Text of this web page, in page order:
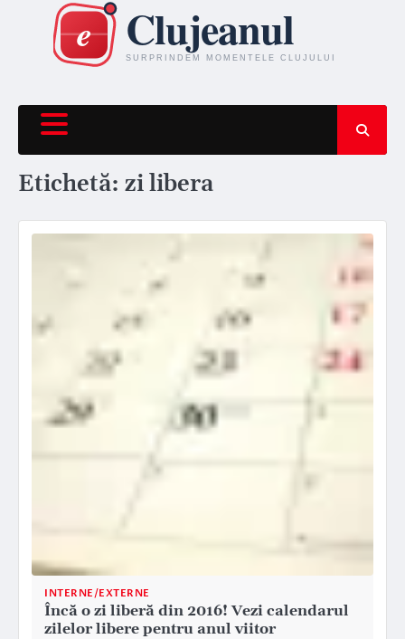
content
Etichetă: zi libera
INTERNE/EXTERNE
Încă o zi liberă din 2016! Vezi calendarul
zilelor libere pentru anul viitor